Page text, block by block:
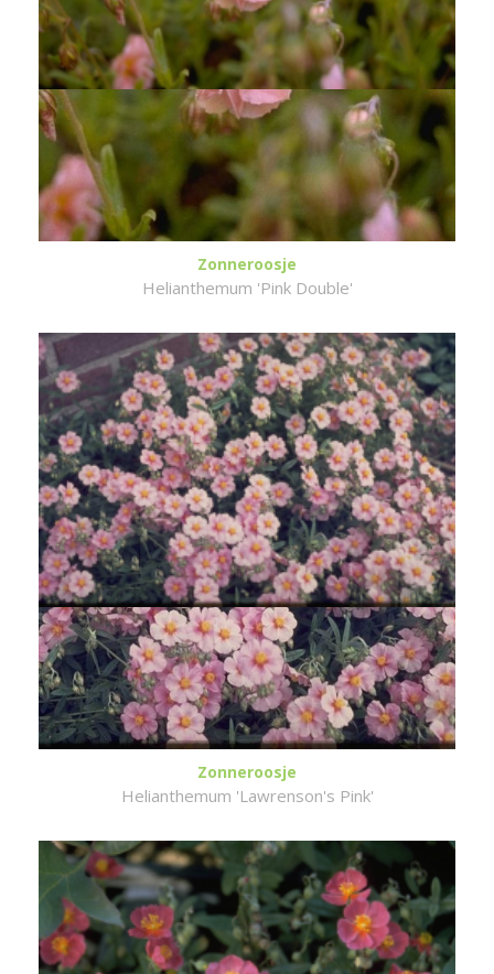
Zonneroosje
Helianthemum 'Pink Double'
Zonneroosje
Helianthemum 'Lawrenson's Pink'